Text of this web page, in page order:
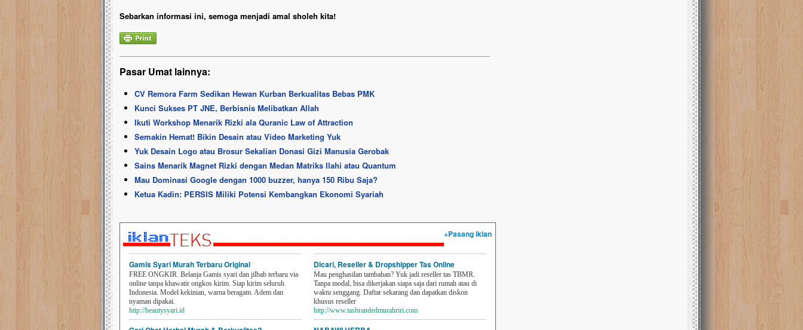
Sebarkan informasi ini, semoga menjadi amal sholeh kita!
Pasar Umat lainnya:
CV Remora Farm Sedikan Hewan Kurban Berkualitas Bebas PMK
Kunci Sukses PT JNE, Berbisnis Melibatkan Allah
Ikuti Workshop Menarik Rizki ala Quranic Law of Attraction
Semakin Hemat! Bikin Desain atau Video Marketing Yuk
Yuk Desain Logo atau Brosur Sekalian Donasi Gizi Manusia Gerobak
Sains Menarik Magnet Rizki dengan Medan Matriks Ilahi atau Quantum
Mau Dominasi Google dengan 1000 buzzer, hanya 150 Ribu Saja?
Ketua Kadin: PERSIS Miliki Potensi Kembangkan Ekonomi Syariah
+Pasang iklan
Gamis Syari Murah Terbaru Original
FREE ONGKIR. Belanja Gamis syari dan jilbab terbaru via
online tanpa khawatir ongkos kirim. Siap kirim seluruh
Indonesia. Model kekinian, warna beragam. Adem dan
nyaman dipakai.
http://beautysyari.id
Dicari, Reseller & Dropshipper Tas Online
Mau penghasilan tambahan? Yuk jadi reseller tas TBMR.
Tanpa modal, bisa dikerjakan siapa saja dari rumah atau di
waktu senggang. Daftar sekarang dan dapatkan diskon
khusus reseller
http://www.tasbrandedmurahriri.com